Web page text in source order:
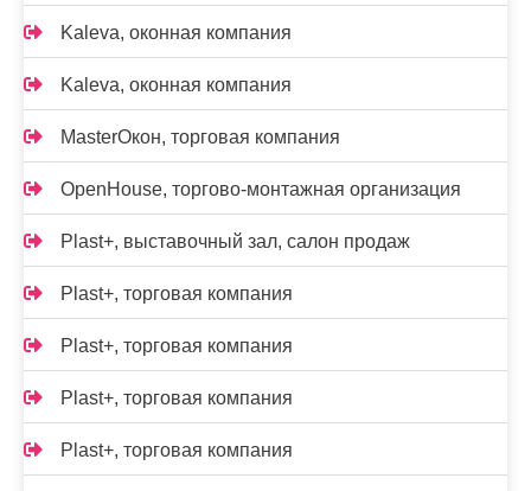
Kalevа, оконная компания
Kalevа, оконная компания
MasterОкон, торговая компания
OpenHouse, торгово-монтажная организация
Plast+, выставочный зал, салон продаж
Plast+, торговая компания
Plast+, торговая компания
Plast+, торговая компания
Plast+, торговая компания